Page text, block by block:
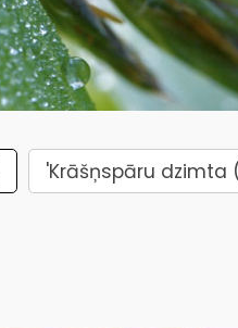
'Krāšņspāru